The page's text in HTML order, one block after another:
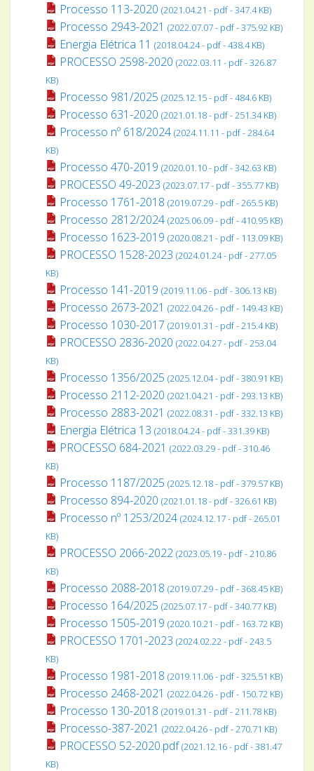
Processo 113-2020 (2021.04.21 - pdf - 347.4 KB)
Processo 2943-2021 (2022.07.07 - pdf - 375.92 KB)
Energia Elétrica 11 (2018.04.24 - pdf - 438.4 KB)
PROCESSO 2598-2020 (2022.03.11 - pdf - 326.87
KB)
Processo 981/2025 (2025.12.15 - pdf - 484.6 KB)
Processo 631-2020 (2021.01.18 - pdf - 251.34 KB)
Processo nº 618/2024 (2024.11.11 - pdf - 284.64
KB)
Processo 470-2019 (2020.01.10 - pdf - 342.63 KB)
PROCESSO 49-2023 (2023.07.17 - pdf - 355.77 KB)
Processo 1761-2018 (2019.07.29 - pdf - 265.5 KB)
Processo 2812/2024 (2025.06.09 - pdf - 410.95 KB)
Processo 1623-2019 (2020.08.21 - pdf - 113.09 KB)
PROCESSO 1528-2023 (2024.01.24 - pdf - 277.05
KB)
Processo 141-2019 (2019.11.06 - pdf - 306.13 KB)
Processo 2673-2021 (2022.04.26 - pdf - 149.43 KB)
Processo 1030-2017 (2019.01.31 - pdf - 215.4 KB)
PROCESSO 2836-2020 (2022.04.27 - pdf - 253.04
KB)
Processo 1356/2025 (2025.12.04 - pdf - 380.91 KB)
Processo 2112-2020 (2021.04.21 - pdf - 293.13 KB)
Processo 2883-2021 (2022.08.31 - pdf - 332.13 KB)
Energia Elétrica 13 (2018.04.24 - pdf - 331.39 KB)
PROCESSO 684-2021 (2022.03.29 - pdf - 310.46
KB)
Processo 1187/2025 (2025.12.18 - pdf - 379.57 KB)
Processo 894-2020 (2021.01.18 - pdf - 326.61 KB)
Processo nº 1253/2024 (2024.12.17 - pdf - 265.01
KB)
PROCESSO 2066-2022 (2023.05.19 - pdf - 210.86
KB)
Processo 2088-2018 (2019.07.29 - pdf - 368.45 KB)
Processo 164/2025 (2025.07.17 - pdf - 340.77 KB)
Processo 1505-2019 (2020.10.21 - pdf - 163.72 KB)
PROCESSO 1701-2023 (2024.02.22 - pdf - 243.5
KB)
Processo 1981-2018 (2019.11.06 - pdf - 325.51 KB)
Processo 2468-2021 (2022.04.26 - pdf - 150.72 KB)
Processo 130-2018 (2019.01.31 - pdf - 211.78 KB)
Processo-387-2021 (2022.04.26 - pdf - 270.71 KB)
PROCESSO 52-2020.pdf(2021.12.16 - pdf - 381.47
KB)